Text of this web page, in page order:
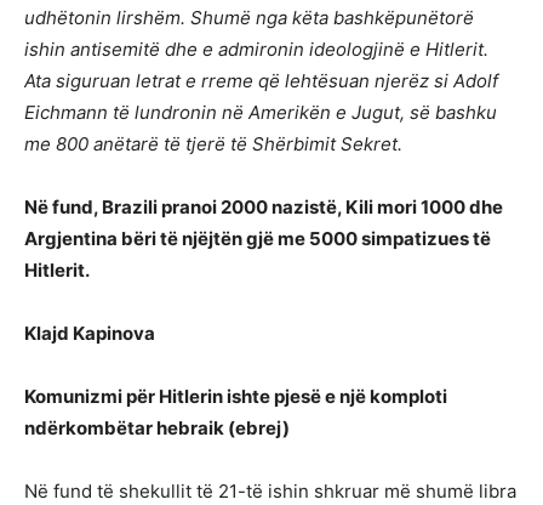
udhëtonin lirshëm. Shumë nga këta bashkëpunëtorë
ishin antisemitë dhe e admironin ideologjinë e Hitlerit.
Ata siguruan letrat e rreme që lehtësuan njerëz si Adolf
Eichmann të lundronin në Amerikën e Jugut, së bashku
me 800 anëtarë të tjerë të Shërbimit Sekret.
Në fund, Brazili pranoi 2000 nazistë, Kili mori 1000 dhe
Argjentina bëri të njëjtën gjë me 5000 simpatizues të
Hitlerit.
Klajd Kapinova
Komunizmi për Hitlerin ishte pjesë e një komploti
ndërkombëtar hebraik (ebrej)
Në fund të shekullit të 21-të ishin shkruar më shumë libra